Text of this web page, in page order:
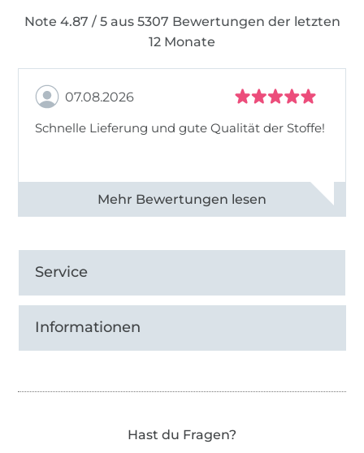
Note 4.87 / 5 aus 5307 Bewertungen der letzten
12 Monate
07.08.2026
Schnelle Lieferung und gute Qualität der Stoffe!
Alle 82968 Bewertungen ansehen
Service
Informationen
Hast du Fragen?